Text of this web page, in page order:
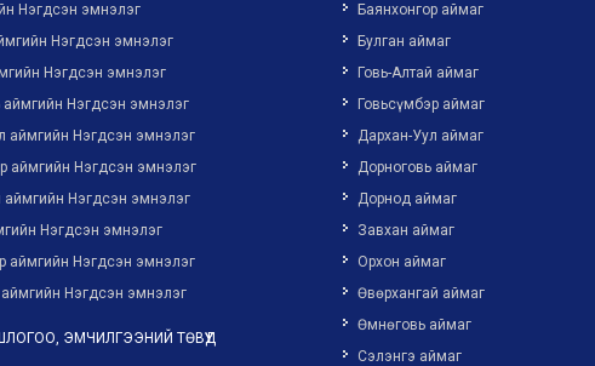
Нэгдсэн эмнэлэг
Нэгдсэн эмнэлэг
Нэгдсэн эмнэлэг
аймгийн Нэгдсэн эмнэлэг
аймгийн Нэгдсэн эмнэлэг
аймгийн Нэгдсэн эмнэлэг
аймгийн Нэгдсэн эмнэлэг
Нэгдсэн эмнэлэг
аймгийн Нэгдсэн эмнэлэг
аймгийн Нэгдсэн эмнэлэг
ЭМЧИЛГЭЭНИЙ ТӨВҮҮД
Баянхонгор аймаг
Булган аймаг
Говь-Алтай аймаг
Говьсүмбэр аймаг
Дархан-Уул аймаг
Дорноговь аймаг
Дорнод аймаг
Завхан аймаг
Орхон аймаг
Өвөрхангай аймаг
Өмнөговь аймаг
Сэлэнгэ аймаг